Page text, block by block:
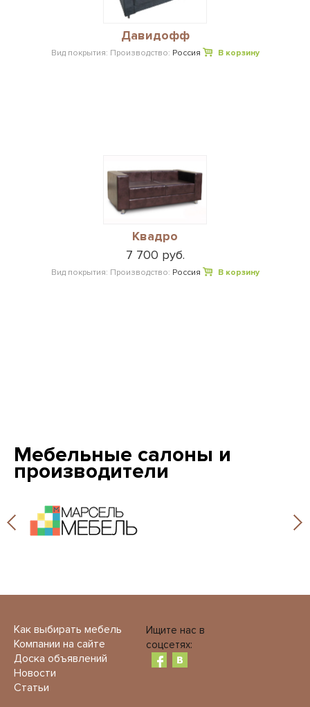
Давидофф
Вид покрытия: Производство: Россия В корзину
Квадро
7 700 руб.
Вид покрытия: Производство: Россия В корзину
Мебельные салоны и
производители
Как выбирать мебель
Компании на сайте
Доска объявлений
Новости
Статьи
Ищите нас в
соцсетях: